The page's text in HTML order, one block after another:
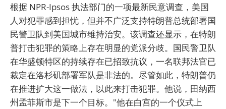
根据 NPR-Ipsos 执法部门的一项最新民意调查，美国
人对犯罪感到担忧，但并不广泛支持特朗普总统部署国
民警卫队到美国城市维持治安。该调查还显示，在特朗
普打击犯罪的策略上存在明显的党派分歧。国民警卫队
在华盛顿特区的持续存在已招致抗议，一名联邦法官已
裁定在洛杉矶部署军队是非法的。尽管如此，特朗普仍
在推进扩大这一做法，以此来打击犯罪。他说，田纳西
州孟菲斯市是下一个目标。"他在白宫的一个仪式上